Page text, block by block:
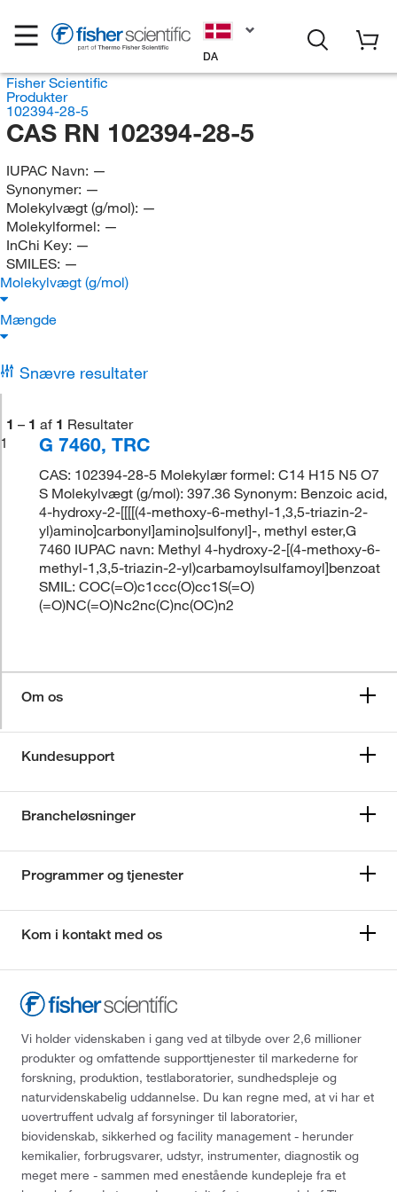
DA
Fisher Scientific
Produkter
102394-28-5
CAS RN 102394-28-5
IUPAC Navn: —
Synonymer: —
Molekylvægt (g/mol): —
Molekylformel: —
InChi Key: —
SMILES: —
Molekylvægt (g/mol)
Mængde
Snævre resultater
1 – 1 af 1 Resultater
1
G 7460, TRC
CAS: 102394-28-5 Molekylær formel: C14 H15 N5 O7
S Molekylvægt (g/mol): 397.36 Synonym: Benzoic acid,
4-hydroxy-2-[[[[(4-methoxy-6-methyl-1,3,5-triazin-2-
yl)amino]carbonyl]amino]sulfonyl]-, methyl ester,G
7460 IUPAC navn: Methyl 4-hydroxy-2-[(4-methoxy-6-
methyl-1,3,5-triazin-2-yl)carbamoylsulfamoyl]benzoat
SMIL: COC(=O)c1ccc(O)cc1S(=O)
(=O)NC(=O)Nc2nc(C)nc(OC)n2
Om os
Kundesupport
Brancheløsninger
Programmer og tjenester
Kom i kontakt med os
Vi holder videnskaben i gang ved at tilbyde over 2,6 millioner
produkter og omfattende supporttjenester til markederne for
forskning, produktion, testlaboratorier, sundhedspleje og
naturvidenskabelig uddannelse. Du kan regne med, at vi har et
uovertruffent udvalg af forsyninger til laboratorier,
biovidenskab, sikkerhed og facility management - herunder
kemikalier, forbrugsvarer, udstyr, instrumenter, diagnostik og
meget mere - sammen med enestående kundepleje fra et